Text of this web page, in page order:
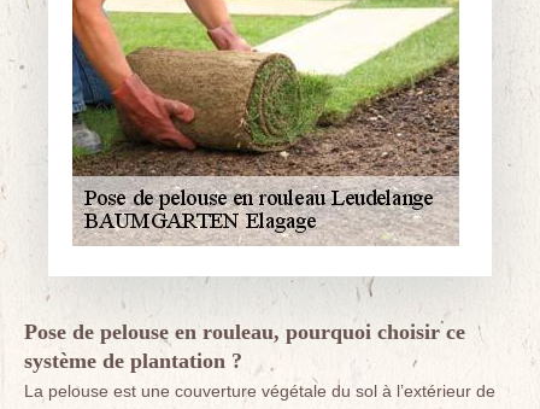
Pose de pelouse en rouleau, pourquoi choisir ce
système de plantation ?
La pelouse est une couverture végétale du sol à l’extérieur de